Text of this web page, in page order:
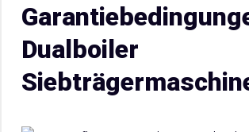
Dualboiler